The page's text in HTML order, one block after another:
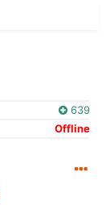
639
Offline